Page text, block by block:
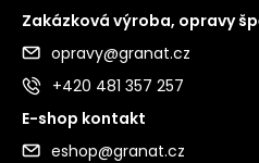
Zakázková výroba, opravy
opravy@granat.cz
+420 481 357 257
E-shop kontakt
eshop@granat.cz